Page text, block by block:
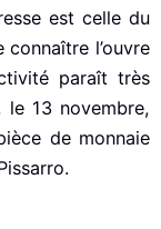
est celle du
l’ouvre
paraît très
le 13 novembre,
de monnaie